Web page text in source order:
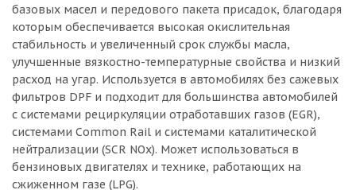
базовых масел и передового пакета присадок, благодаря
которым обеспечивается высокая окислительная
стабильность и увеличенный срок службы масла,
улучшенные вязкостно-температурные свойства и низкий
расход на угар. Используется в автомобилях без сажевых
фильтров DPF и подходит для большинства автомобилей
с системами рециркуляции отработавших газов (EGR),
системами Common Rail и системами каталитической
нейтрализации (SCR NOx). Может использоваться в
бензиновых двигателях и технике, работающих на
сжиженном газе (LPG).